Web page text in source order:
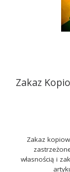
Zakaz
Zakaz
własnością i